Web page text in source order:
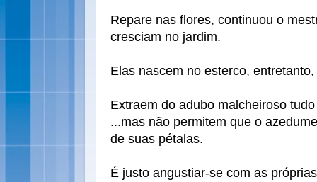
Repare nas flores, continuou o
cresciam no jardim.
Elas nascem no esterco,
Extraem do adubo malcheiroso
...mas não permitem que o
de suas pétalas.
É justo angustiar-se com as